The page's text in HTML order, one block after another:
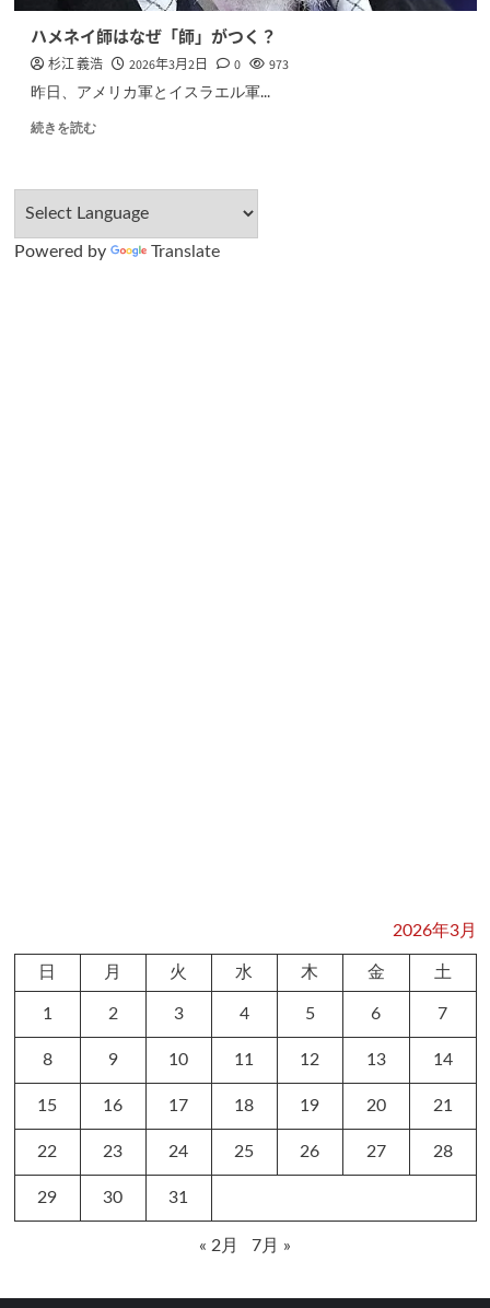
ハメネイ師はなぜ「師」がつく？
杉江 義浩 2026年3月2日 0 973
昨日、アメリカ軍とイスラエル軍...
続きを読む
Powered by Translate
2026年3月
日 月 火 水 木 金 土
1 2 3 4 5 6 7
8 9 10 11 12 13 14
15 16 17 18 19 20 21
22 23 24 25 26 27 28
29 30 31
« 2月 7月 »